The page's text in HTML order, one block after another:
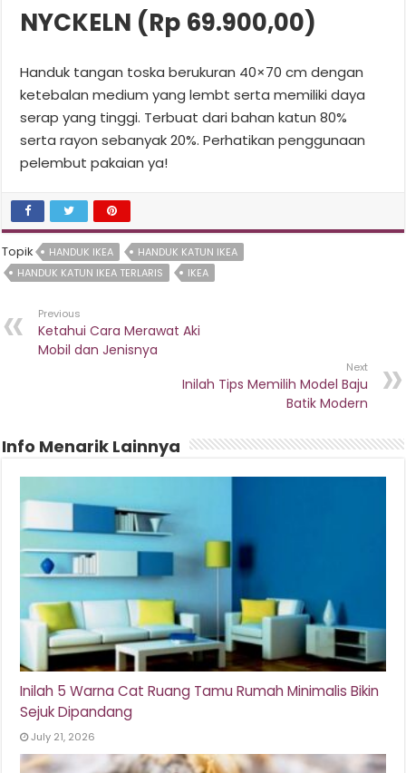
NYCKELN (Rp 69.900,00)
Handuk tangan toska berukuran 40×70 cm dengan
ketebalan medium yang lembt serta memiliki daya
serap yang tinggi. Terbuat dari bahan katun 80%
serta rayon sebanyak 20%. Perhatikan penggunaan
pelembut pakaian ya!
Topik HANDUK IKEA
HANDUK KATUN IKEA
HANDUK KATUN IKEA TERLARIS
IKEA
Previous
Ketahui Cara Merawat Aki
Mobil dan Jenisnya
Next
Inilah Tips Memilih Model Baju
Batik Modern
Info Menarik Lainnya
Inilah 5 Warna Cat Ruang Tamu Rumah Minimalis Bikin
Sejuk Dipandang
July 21, 2026